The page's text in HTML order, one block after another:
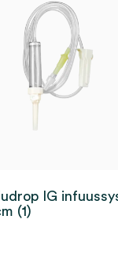
IG
(1)